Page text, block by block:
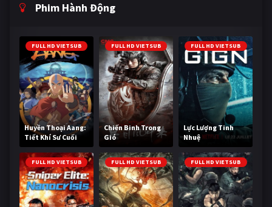
Phim Hành Động
FULL HD VIETSUB
Huyền Thoại Aang:
Tiết Khí Sư Cuối
Cùng
FULL HD VIETSUB
Chiến Binh Trong
Gió
FULL HD VIETSUB
Lực Lượng Tinh
Nhuệ
FULL HD VIETSUB FULL HD VIETSUB FULL HD VIETSUB